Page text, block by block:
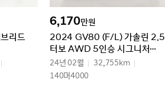
리드
6,170만원
2024 GV80 (F/L) 가솔린 2.5
터보 AWD 5인승 시그니처
디자인 셀렉션Ⅱ
24년 02월
32,755km
140머4000